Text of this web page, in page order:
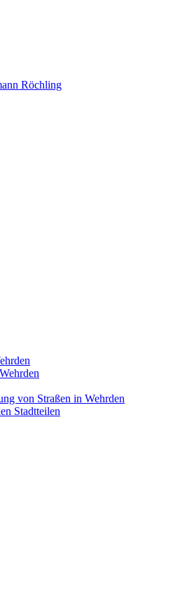
Röchling
von Straßen in Wehrden
Stadtteilen